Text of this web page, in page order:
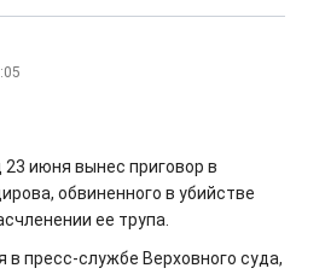
июня вынес приговор в
обвиненного в убийстве
ее трупа.
в пресс-службе Верховного суда,